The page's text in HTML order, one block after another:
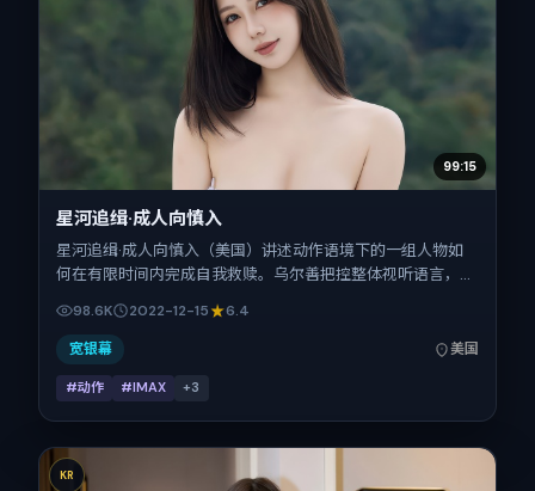
99:15
星河追缉·成人向慎入
星河追缉·成人向慎入（美国）讲述动作语境下的一组人物如
何在有限时间内完成自我救赎。乌尔善把控整体视听语言，任
影片定于 2022-12-15 起陆续登陆院线与网络平台，贺岁档前
后公映，片长141分钟。
98.6K 2022-12-15 6.4
宽银幕 美国
#动作 #IMAX +3
KR